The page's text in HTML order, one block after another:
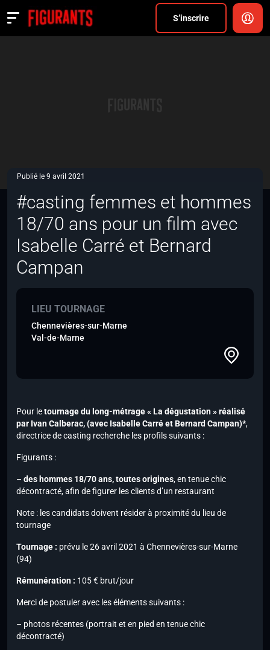
S’inscrire
Actualités
Publié le 9 avril 2021
#casting femmes et hommes
18/70 ans pour un film avec
Isabelle Carré et Bernard
Campan
LIEU TOURNAGE
Chennevières-sur-Marne
Val-de-Marne
Pour letournage du long-métrage « La dégustation » réalisé
par Ivan Calberac,(avec Isabelle Carré et Bernard Campan)*,
directrice de casting recherche les profils suivants :
Figurants :
– des hommes 18/70 ans, toutes origines, en tenue chic
décontracté, afin de figurer les clients d’un restaurant
Note : les candidats doivent résider à proximité du lieu de
tournage
Tournage : prévu le 26 avril 2021 à Chennevières-sur-Marne
(94)
Rémunération : 105 € brut/jour
Merci de postuler avec les éléments suivants :
– photos récentes (portrait et en pied en tenue chic
décontracté)